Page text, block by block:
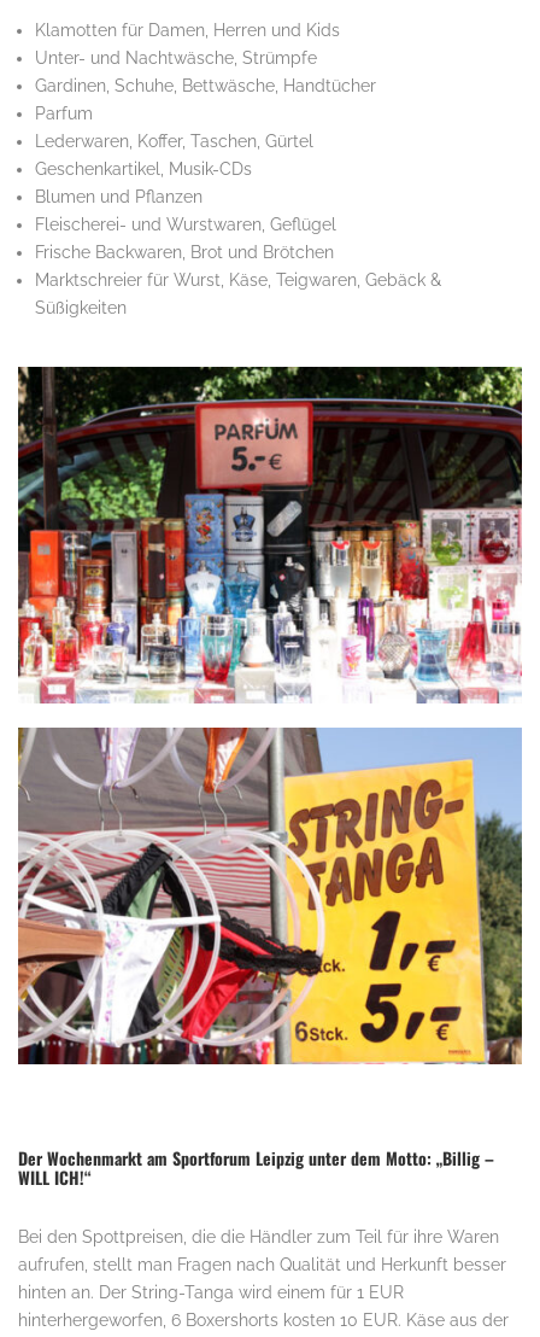
Klamotten für Damen, Herren und Kids
Unter- und Nachtwäsche, Strümpfe
Gardinen, Schuhe, Bettwäsche, Handtücher
Parfum
Lederwaren, Koffer, Taschen, Gürtel
Geschenkartikel, Musik-CDs
Blumen und Pflanzen
Fleischerei- und Wurstwaren, Geflügel
Frische Backwaren, Brot und Brötchen
Marktschreier für Wurst, Käse, Teigwaren, Gebäck &
Süßigkeiten
Der Wochenmarkt am Sportforum Leipzig unter dem Motto: „Billig –
WILL ICH!“
Bei den Spottpreisen, die die Händler zum Teil für ihre Waren
aufrufen, stellt man Fragen nach Qualität und Herkunft besser
hinten an. Der String-Tanga wird einem für 1 EUR
hinterhergeworfen, 6 Boxershorts kosten 10 EUR. Käse aus der